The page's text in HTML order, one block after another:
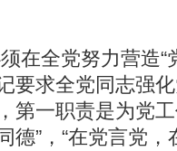
在全党努力营造“
要求全党同志强
第一职责是为党
德”，“在党言党